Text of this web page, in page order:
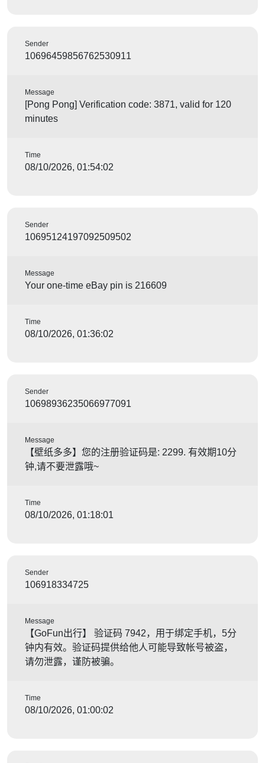
Sender
10696459856762530911
Message
[Pong Pong] Verification code: 3871, valid for 120
minutes
Time
08/10/2026, 01:54:02
Sender
10695124197092509502
Message
Your one-time eBay pin is 216609
Time
08/10/2026, 01:36:02
Sender
10698936235066977091
Message
【壁纸多多】您的注册验证码是: 2299. 有效期10分
钟,请不要泄露哦~
Time
08/10/2026, 01:18:01
Sender
106918334725
Message
【GoFun出行】 验证码 7942，用于绑定手机，5分
钟内有效。验证码提供给他人可能导致帐号被盗，
请勿泄露，谨防被骗。
Time
08/10/2026, 01:00:02